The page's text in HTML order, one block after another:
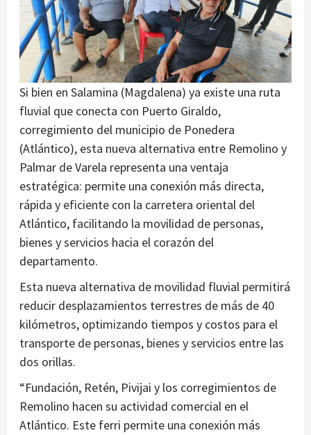
Si bien en Salamina (Magdalena) ya existe una ruta
fluvial que conecta con Puerto Giraldo,
corregimiento del municipio de Ponedera
(Atlántico), esta nueva alternativa entre Remolino y
Palmar de Varela representa una ventaja
estratégica: permite una conexión más directa,
rápida y eficiente con la carretera oriental del
Atlántico, facilitando la movilidad de personas,
bienes y servicios hacia el corazón del
departamento.
Esta nueva alternativa de movilidad fluvial permitirá
reducir desplazamientos terrestres de más de 40
kilómetros, optimizando tiempos y costos para el
transporte de personas, bienes y servicios entre las
dos orillas.
“Fundación, Retén, Pivijai y los corregimientos de
Remolino hacen su actividad comercial en el
Atlántico. Este ferri permite una conexión más